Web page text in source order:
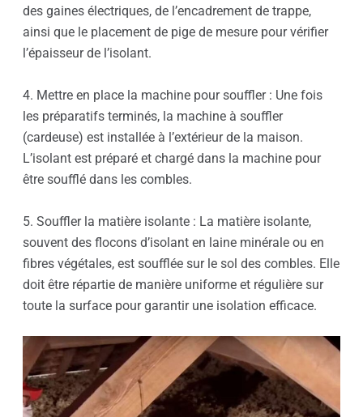
des gaines électriques, de l’encadrement de trappe,
ainsi que le placement de pige de mesure pour vérifier
l’épaisseur de l’isolant.
4. Mettre en place la machine pour souffler : Une fois
les préparatifs terminés, la machine à souffler
(cardeuse) est installée à l’extérieur de la maison.
L’isolant est préparé et chargé dans la machine pour
être soufflé dans les combles.
5. Souffler la matière isolante : La matière isolante,
souvent des flocons d’isolant en laine minérale ou en
fibres végétales, est soufflée sur le sol des combles. Elle
doit être répartie de manière uniforme et régulière sur
toute la surface pour garantir une isolation efficace.